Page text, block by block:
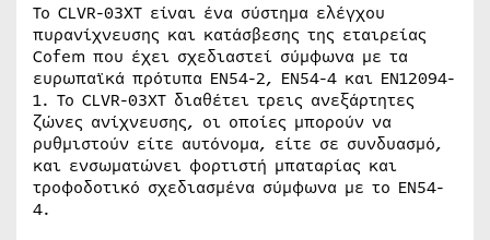
Το CLVR-03XT είναι ένα σύστημα ελέγχου
πυρανίχνευσης και κατάσβεσης της εταιρείας
Cofem που έχει σχεδιαστεί σύμφωνα με τα
ευρωπαϊκά πρότυπα EN54-2, EN54-4 και EN12094-
1. Το CLVR-03XT διαθέτει τρεις ανεξάρτητες
ζώνες ανίχνευσης, οι οποίες μπορούν να
ρυθμιστούν είτε αυτόνομα, είτε σε συνδυασμό,
και ενσωματώνει φορτιστή μπαταρίας και
τροφοδοτικό σχεδιασμένα σύμφωνα με το EN54-
4.